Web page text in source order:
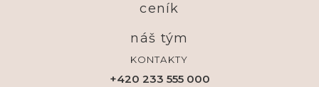
ceník
náš tým
KONTAKTY
+420 233 555 000